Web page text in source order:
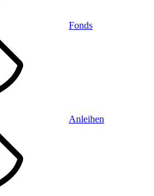
Fonds
Anleihen